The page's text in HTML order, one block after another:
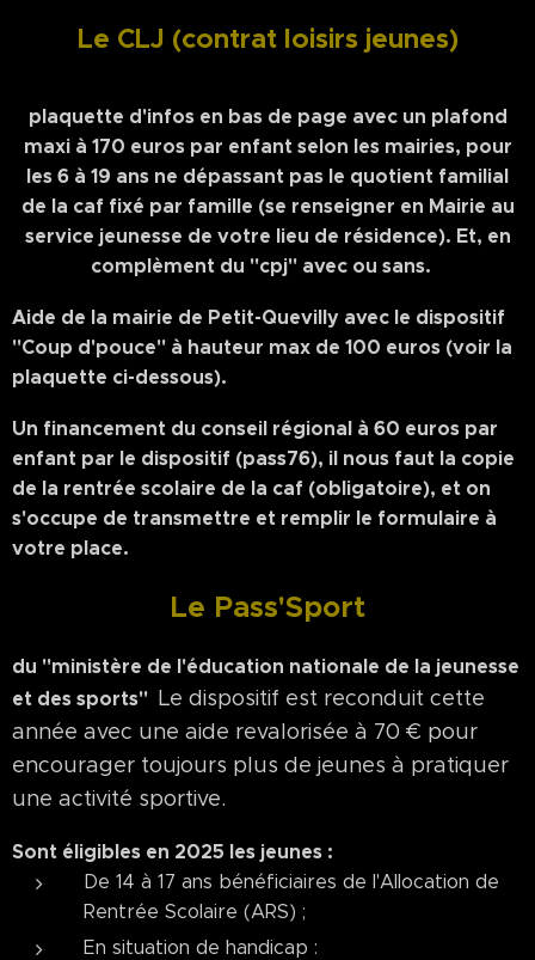
Le CLJ (contrat loisirs jeunes)
plaquette d'infos en bas de page avec un plafond
maxi à 170 euros par enfant selon les mairies, pour
les 6 à 19 ans ne dépassant pas le quotient familial
de la caf fixé par famille (se renseigner en Mairie au
service jeunesse de votre lieu de résidence). Et, en
complèment du "cpj" avec ou sans.
Aide de la mairie de Petit-Quevilly avec le dispositif
"Coup d'pouce" à hauteur max de 100 euros (voir la
plaquette ci-dessous).
Un financement du conseil régional à 60 euros par
enfant par le dispositif (pass76), il nous faut la copie
de la rentrée scolaire de la caf (obligatoire), et on
s'occupe de transmettre et remplir le formulaire à
votre place.
Le Pass'Sport
du "ministère de l'éducation nationale de la jeunesse
et des sports" Le dispositif est reconduit cette
année avec une aide revalorisée à 70 € pour
encourager toujours plus de jeunes à pratiquer
une activité sportive.
Sont éligibles en 2025 les jeunes :
De 14 à 17 ans bénéficiaires de l'Allocation de
Rentrée Scolaire (ARS) ;
En situation de handicap :